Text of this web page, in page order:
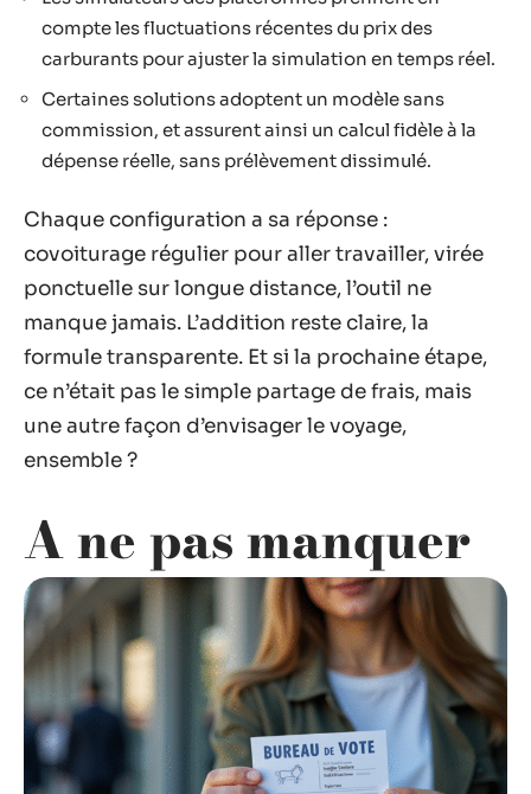
compte les fluctuations récentes du prix des
carburants pour ajuster la simulation en temps réel.
Certaines solutions adoptent un modèle sans
commission, et assurent ainsi un calcul fidèle à la
dépense réelle, sans prélèvement dissimulé.
Chaque configuration a sa réponse :
covoiturage régulier pour aller travailler, virée
ponctuelle sur longue distance, l’outil ne
manque jamais. L’addition reste claire, la
formule transparente. Et si la prochaine étape,
ce n’était pas le simple partage de frais, mais
une autre façon d’envisager le voyage,
ensemble ?
A ne pas manquer